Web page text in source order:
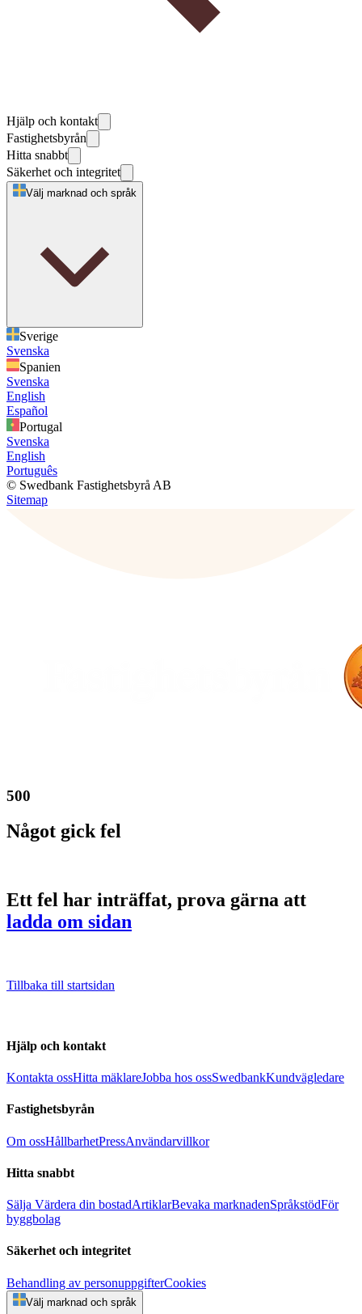
Hjälp och kontakt
Fastighetsbyrån
Hitta snabbt
Säkerhet och integritet
Välj marknad och språk
Sverige
Svenska
Spanien
Svenska
English
Español
Portugal
Svenska
English
Português
© Swedbank Fastighetsbyrå AB
Sitemap
500
Något gick fel
Ett fel har inträffat, prova gärna att
ladda om sidan
Tillbaka till startsidan
Hjälp och kontakt
Kontakta ossHitta mäklareJobba hos ossSwedbankKundvägledare
Fastighetsbyrån
Om ossHållbarhetPressAnvändarvillkor
Hitta snabbt
Sälja Värdera din bostadArtiklarBevaka marknadenSpråkstödFör
byggbolag
Säkerhet och integritet
Behandling av personuppgifterCookies
Välj marknad och språk